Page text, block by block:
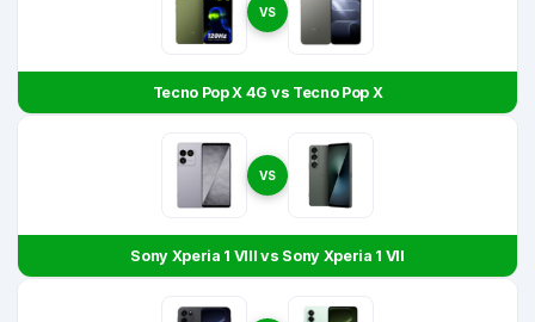
VS
Tecno Pop X 4G vs Tecno Pop X
VS
Sony Xperia 1 VIII vs Sony Xperia 1 VII